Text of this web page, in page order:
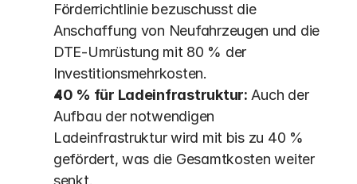
Förderrichtlinie bezuschusst die
Anschaffung von Neufahrzeugen und die
DTE-Umrüstung mit 80 % der
Investitionsmehrkosten.
40 % für Ladeinfrastruktur: Auch der
Aufbau der notwendigen
Ladeinfrastruktur wird mit bis zu 40 %
gefördert, was die Gesamtkosten weiter
senkt.